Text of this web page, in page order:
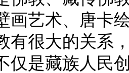
画艺术、唐卡
有很大的关系
仅是藏族人民